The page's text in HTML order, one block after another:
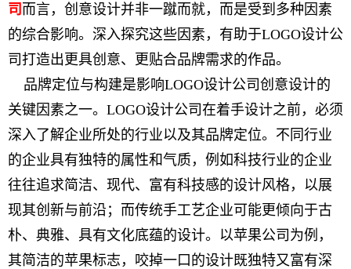
司 而言，创意设计并非一蹴而就，而是受到多种因素
的综合影响。深入探究这些因素，有助于LOGO设计公
司打造出更具创意、更贴合品牌需求的作品。
品牌定位与构建是影响LOGO设计公司创意设计的
关键因素之一。LOGO设计公司在着手设计之前，必须
深入了解企业所处的行业以及其品牌定位。不同行业
的企业具有独特的属性和气质，例如科技行业的企业
往往追求简洁、现代、富有科技感的设计风格，以展
现其创新与前沿；而传统手工艺企业可能更倾向于古
朴、典雅、具有文化底蕴的设计。以苹果公司为例，
其简洁的苹果标志，咬掉一口的设计既独特又富有深